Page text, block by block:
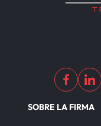
SOBRE LA FIRMA